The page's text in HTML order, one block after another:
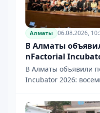
Алматы 06.08.2026,
В Алматы
nFactorial
В Алматы объявили
Incubator 2026: